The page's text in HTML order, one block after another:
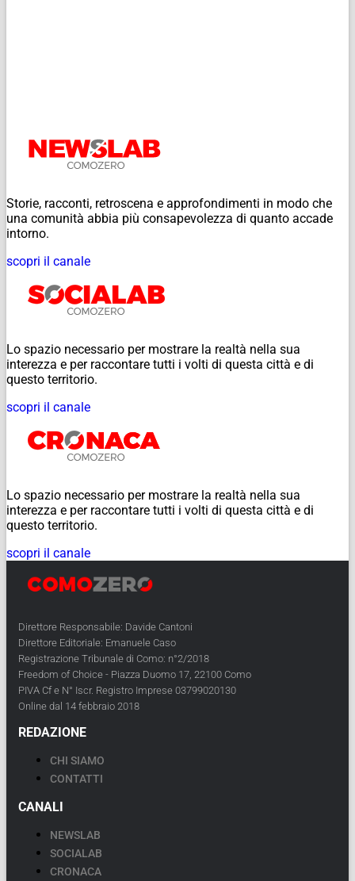
Storie, racconti, retroscena e approfondimenti in modo che
una comunità abbia più consapevolezza di quanto accade
intorno.
scopri il canale
Lo spazio necessario per mostrare la realtà nella sua
interezza e per raccontare tutti i volti di questa città e di
questo territorio.
scopri il canale
Lo spazio necessario per mostrare la realtà nella sua
interezza e per raccontare tutti i volti di questa città e di
questo territorio.
scopri il canale
Direttore Responsabile: Davide Cantoni
Direttore Editoriale: Emanuele Caso
Registrazione Tribunale di Como: n°2/2018
Freedom of Choice - Piazza Duomo 17, 22100 Como
PIVA Cf e N° Iscr. Registro Imprese 03799020130
Online dal 14 febbraio 2018
REDAZIONE
CHI SIAMO
CONTATTI
CANALI
NEWSLAB
SOCIALAB
CRONACA